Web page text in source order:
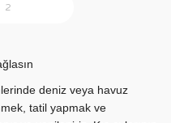
2
deniz veya havuz
tatil yapmak ve